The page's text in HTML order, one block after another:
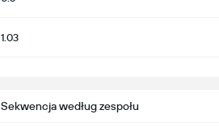
1.03
Sekwencja według zespołu